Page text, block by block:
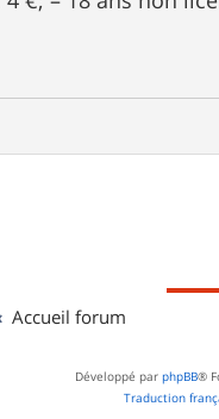
Accueil forum
Développé par phpBB®
Traduction